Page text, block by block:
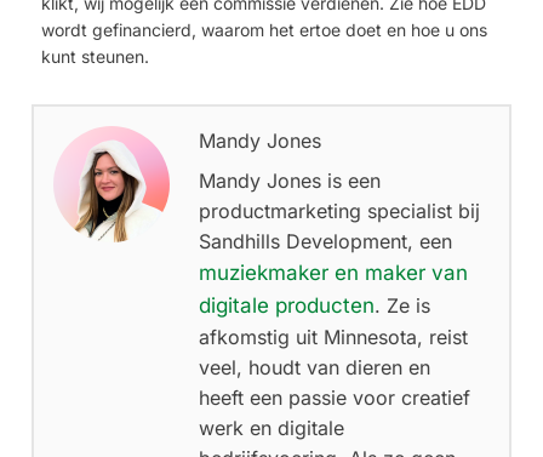
wordt gefinancierd, waarom het ertoe doet en hoe u ons
kunt steunen.
Mandy Jones
Mandy Jones is een
productmarketing specialist bij
Sandhills Development, een
muziekmaker en maker van
digitale producten. Ze is
afkomstig uit Minnesota, reist
veel, houdt van dieren en
heeft een passie voor creatief
werk en digitale